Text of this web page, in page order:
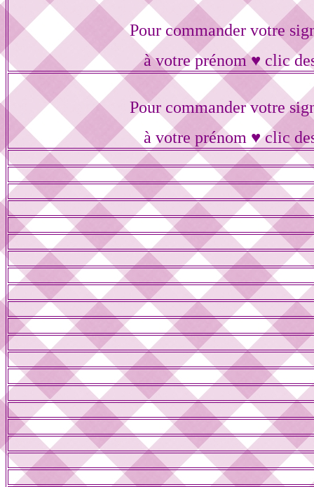
Pour commander votre
à votre prénom ♥ clic
Pour commander votre
à votre prénom ♥ clic